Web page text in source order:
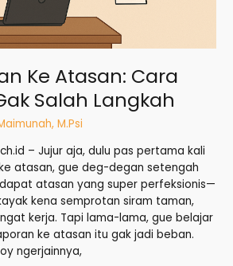
Ke Atasan: Cara
Salah Langkah
M.Psi
– Jujur aja, dulu pas pertama kali
atasan, gue deg-degan setengah
atasan yang super perfeksionis—
kena semprotan siram taman,
kerja. Tapi lama-lama, gue belajar
ke atasan itu gak jadi beban.
ngerjainnya,